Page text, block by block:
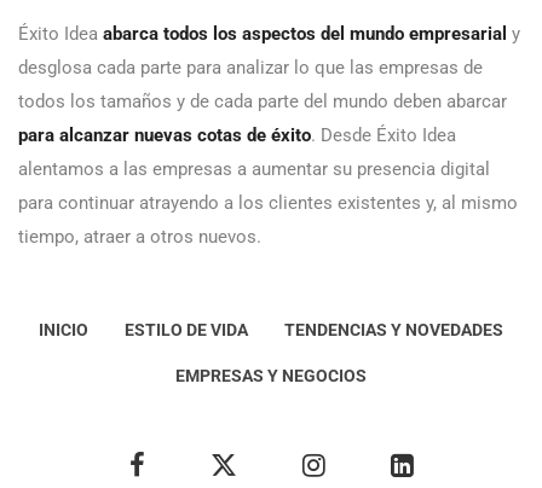
Éxito Idea abarca todos los aspectos del mundo empresarial y
desglosa cada parte para analizar lo que las empresas de
todos los tamaños y de cada parte del mundo deben abarcar
para alcanzar nuevas cotas de éxito. Desde Éxito Idea
alentamos a las empresas a aumentar su presencia digital
para continuar atrayendo a los clientes existentes y, al mismo
tiempo, atraer a otros nuevos.
INICIO ESTILO DE VIDA TENDENCIAS Y NOVEDADES
EMPRESAS Y NEGOCIOS